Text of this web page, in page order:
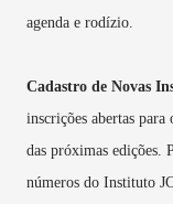
agenda e rodízio.
Cadastro de Novas
inscrições abertas para
das próximas edições.
números do Instituto